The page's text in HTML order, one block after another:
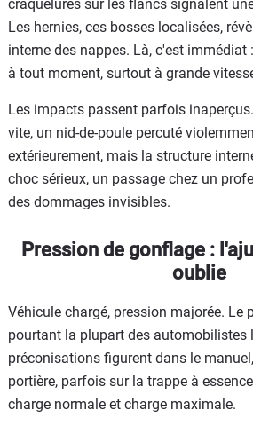
craquelures sur les flancs signalent
Les hernies, ces bosses localisées,
interne des nappes. Là, c'est immédiat
à tout moment, surtout à grande
Les impacts passent parfois
vite, un nid-de-poule percuté
extérieurement, mais la structure
choc sérieux, un passage chez un
des dommages invisibles.
Pression de gonflage :
oublie
Véhicule chargé, pression majorée. Le
pourtant la plupart des automobilistes
préconisations figurent dans le
portière, parfois sur la trappe à
charge normale et charge maximale.